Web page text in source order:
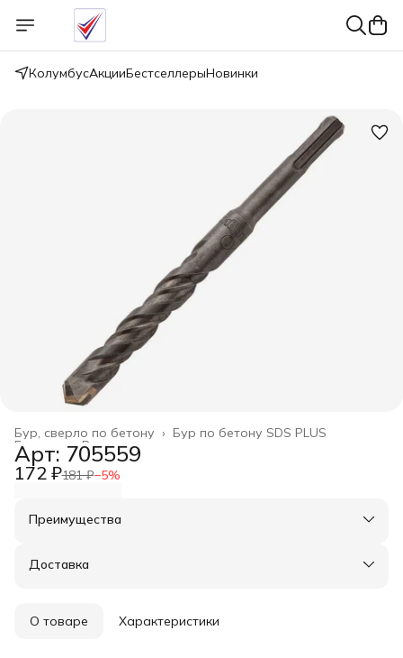
КолумбусАкцииБестселлерыНовинки
Бур по бетону SDS PLUS
Бур, сверло по бетону ›
Расходные материалы
Главная ›
Арт: 705559
172 ₽181 ₽−5%
Преимущества
Оплата частями в Сплит
Удобный возврат
Доставка
О товаре Характеристики